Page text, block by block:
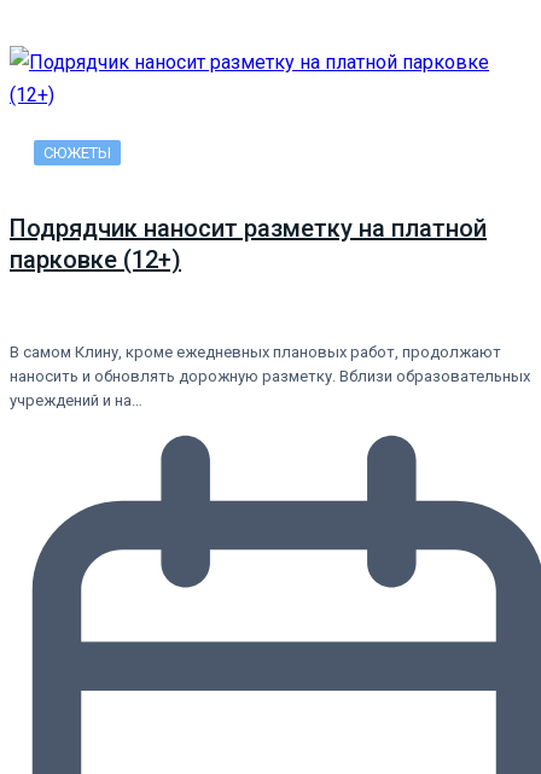
СЮЖЕТЫ
Подрядчик наносит разметку на платной
парковке (12+)
В самом Клину, кроме ежедневных плановых работ, продолжают
наносить и обновлять дорожную разметку. Вблизи образовательных
учреждений и на…